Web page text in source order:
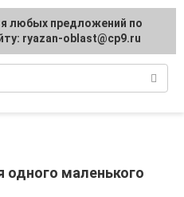
одного маленького
любых предложений по
ryazan-oblast@cp9.ru